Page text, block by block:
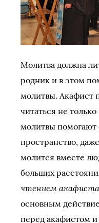
Молитва должна
родник и в этом
молитвы. Акафист
читаться не
молитвы помогают
пространство,
молится вместе
больших
чтением акафиста
основным
перед акафистом